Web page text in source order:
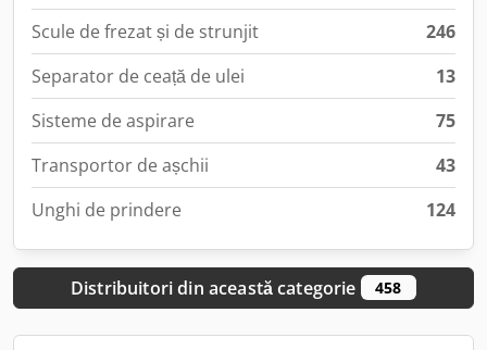
Scule de frezat și de strunjit
246
Separator de ceață de ulei
13
Sisteme de aspirare
75
Transportor de așchii
43
Unghi de prindere
124
Distribuitori din această categorie 458